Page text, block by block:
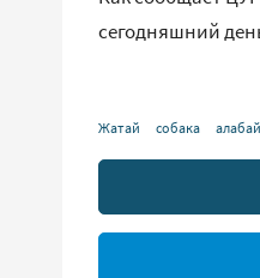
сегодняшний
Жатай собака алабай